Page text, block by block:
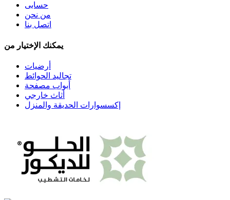
حسابى
من نحن
اتصل بنا
يمكنك الإختيار من
أرضيات
تجاليد الحوائط
أبواب مصفحة
أثاث خارجي
إكسسوارات الحديقة والمنزل